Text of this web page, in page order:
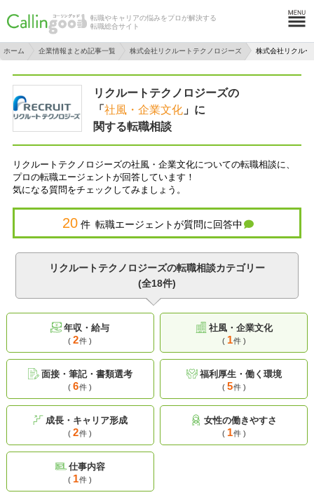
転職やキャリアの悩みをプロが解決する
転職総合サイト
ホーム 企業情報まとめ記事一覧 株式会社リクルートテクノロジーズ 株式会社リクル
リクルートテクノロジーズの
「 社風・企業文化」に
関する転職相談
リクルートテクノロジーズの社風・企業文化についての転職相談に、
プロの転職エージェントが回答しています！
気になる質問をチェックしてみましょう。
20 件 転職エージェントが質問に回答中
リクルートテクノロジーズの転職相談カテゴリー
(全18件)
年収・給与
(2件 )
社風・企業文化
( 1件 )
面接・筆記・書類選考
(6件 )
福利厚生・働く環境
( 5件 )
成長・キャリア形成
(2件 )
女性の働きやすさ
( 1件 )
仕事内容
( 1件 )